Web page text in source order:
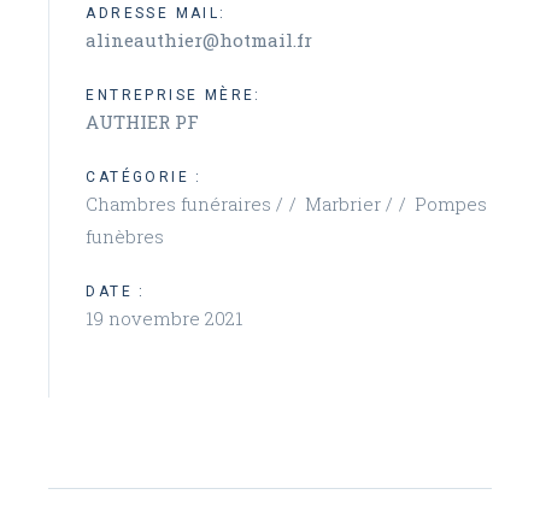
ADRESSE MAIL:
alineauthier@hotmail.fr
ENTREPRISE MÈRE:
AUTHIER PF
CATÉGORIE :
Chambres funéraires / Marbrier /
Pompes
funèbres
DATE :
19 novembre 2021